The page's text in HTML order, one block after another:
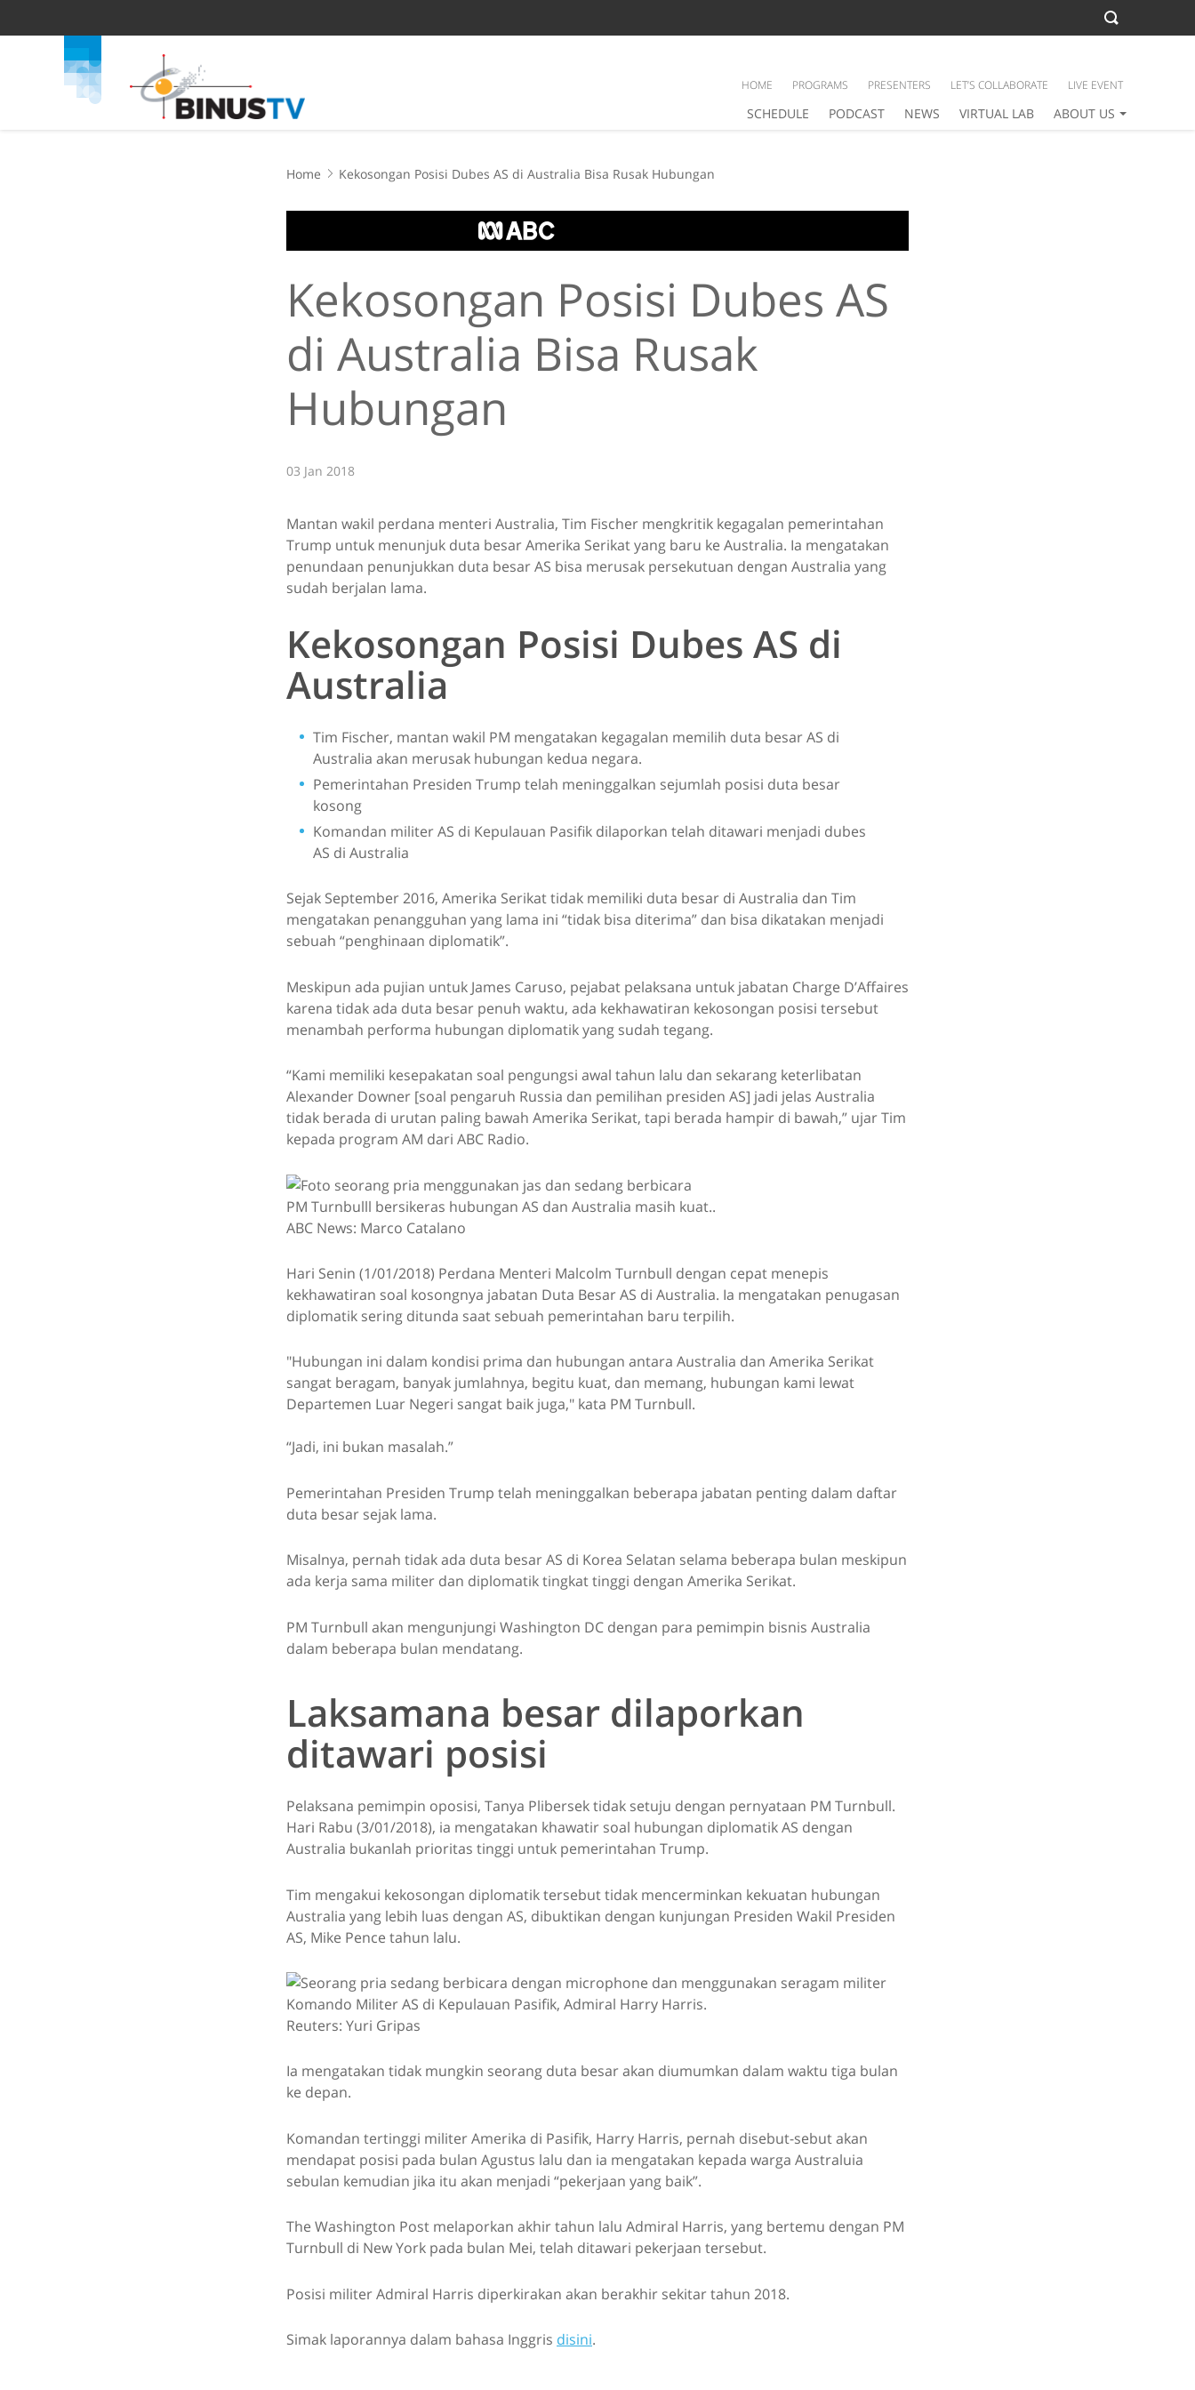
SCHEDULE PODCAST NEWS VIRTUAL LAB ABOUT US
HOME PROGRAMS PRESENTERS LET’S COLLABORATE LIVE EVENT
Home Kekosongan Posisi Dubes AS di Australia Bisa Rusak Hubungan
Kekosongan Posisi Dubes AS
di Australia Bisa Rusak
Hubungan
03 Jan 2018
Mantan wakil perdana menteri Australia, Tim Fischer mengkritik kegagalan pemerintahan
Trump untuk menunjuk duta besar Amerika Serikat yang baru ke Australia. Ia mengatakan
penundaan penunjukkan duta besar AS bisa merusak persekutuan dengan Australia yang
sudah berjalan lama.
Kekosongan Posisi Dubes AS di
Australia
Tim Fischer, mantan wakil PM mengatakan kegagalan memilih duta besar AS di
Australia akan merusak hubungan kedua negara.
Pemerintahan Presiden Trump telah meninggalkan sejumlah posisi duta besar
kosong
Komandan militer AS di Kepulauan Pasifik dilaporkan telah ditawari menjadi dubes
AS di Australia
Sejak September 2016, Amerika Serikat tidak memiliki duta besar di Australia dan Tim
mengatakan penangguhan yang lama ini “tidak bisa diterima” dan bisa dikatakan menjadi
sebuah “penghinaan diplomatik”.
Meskipun ada pujian untuk James Caruso, pejabat pelaksana untuk jabatan Charge D’Affaires
karena tidak ada duta besar penuh waktu, ada kekhawatiran kekosongan posisi tersebut
menambah performa hubungan diplomatik yang sudah tegang.
“Kami memiliki kesepakatan soal pengungsi awal tahun lalu dan sekarang keterlibatan
Alexander Downer [soal pengaruh Russia dan pemilihan presiden AS] jadi jelas Australia
tidak berada di urutan paling bawah Amerika Serikat, tapi berada hampir di bawah,” ujar Tim
kepada program AM dari ABC Radio.
PM Turnbulll bersikeras hubungan AS dan Australia masih kuat..
ABC News: Marco Catalano
Hari Senin (1/01/2018) Perdana Menteri Malcolm Turnbull dengan cepat menepis
kekhawatiran soal kosongnya jabatan Duta Besar AS di Australia. Ia mengatakan penugasan
diplomatik sering ditunda saat sebuah pemerintahan baru terpilih.
"Hubungan ini dalam kondisi prima dan hubungan antara Australia dan Amerika Serikat
sangat beragam, banyak jumlahnya, begitu kuat, dan memang, hubungan kami lewat
Departemen Luar Negeri sangat baik juga," kata PM Turnbull.
“Jadi, ini bukan masalah.”
Pemerintahan Presiden Trump telah meninggalkan beberapa jabatan penting dalam daftar
duta besar sejak lama.
Misalnya, pernah tidak ada duta besar AS di Korea Selatan selama beberapa bulan meskipun
ada kerja sama militer dan diplomatik tingkat tinggi dengan Amerika Serikat.
PM Turnbull akan mengunjungi Washington DC dengan para pemimpin bisnis Australia
dalam beberapa bulan mendatang.
Laksamana besar dilaporkan
ditawari posisi
Pelaksana pemimpin oposisi, Tanya Plibersek tidak setuju dengan pernyataan PM Turnbull.
Hari Rabu (3/01/2018), ia mengatakan khawatir soal hubungan diplomatik AS dengan
Australia bukanlah prioritas tinggi untuk pemerintahan Trump.
Tim mengakui kekosongan diplomatik tersebut tidak mencerminkan kekuatan hubungan
Australia yang lebih luas dengan AS, dibuktikan dengan kunjungan Presiden Wakil Presiden
AS, Mike Pence tahun lalu.
Komando Militer AS di Kepulauan Pasifik, Admiral Harry Harris.
Reuters: Yuri Gripas
Ia mengatakan tidak mungkin seorang duta besar akan diumumkan dalam waktu tiga bulan
ke depan.
Komandan tertinggi militer Amerika di Pasifik, Harry Harris, pernah disebut-sebut akan
mendapat posisi pada bulan Agustus lalu dan ia mengatakan kepada warga Australuia
sebulan kemudian jika itu akan menjadi “pekerjaan yang baik”.
The Washington Post melaporkan akhir tahun lalu Admiral Harris, yang bertemu dengan PM
Turnbull di New York pada bulan Mei, telah ditawari pekerjaan tersebut.
Posisi militer Admiral Harris diperkirakan akan berakhir sekitar tahun 2018.
Simak laporannya dalam bahasa Inggris disini.